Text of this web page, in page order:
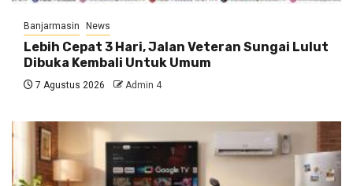
Banjarmasin News
Lebih Cepat 3 Hari, Jalan Veteran Sungai Lulut
Dibuka Kembali Untuk Umum
7 Agustus 2026 Admin 4